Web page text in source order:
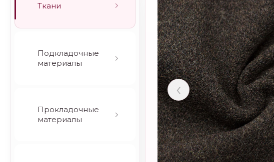
Ткани
Подкладочные
материалы
Прокладочные
материалы
‹